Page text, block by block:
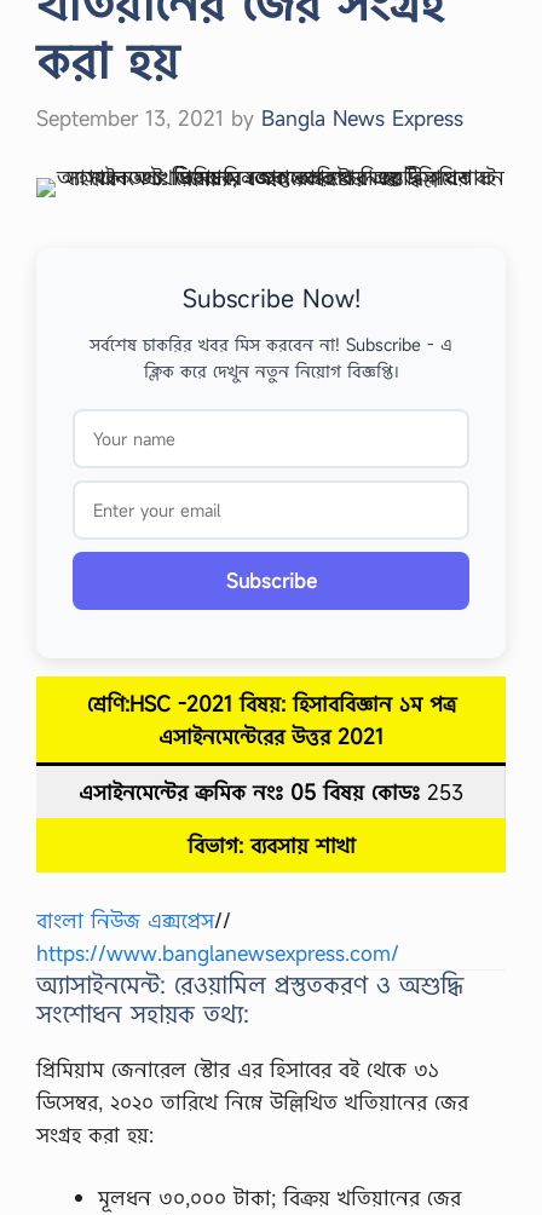
করা হয়
September 13, 2021 by Bangla News Express
Subscribe Now!
সর্বশেষ চাকরির খবর মিস করবেন না! Subscribe - এ
ক্লিক করে দেখুন নতুন নিয়োগ বিজ্ঞপ্তি।
Subscribe
শ্রেণি:HSC -2021 বিষয়: হিসাববিজ্ঞান ১ম পত্র
এসাইনমেন্টেরের উত্তর2021
এসাইনমেন্টের ক্রমিক নংঃ 05 বিষয় কোডঃ 253
বিভাগ: ব্যবসায় শাখা
বাংলা নিউজ এক্সপ্রেস//
https://www.banglanewsexpress.com/
অ্যাসাইনমেন্ট: রেওয়ামিল প্রস্তুতকরণ ও অশুদ্ধি
সংশােধন সহায়ক তথ্য:
প্রিমিয়াম জেনারেল স্টোর এর হিসাবের বই থেকে ৩১
ডিসেম্বর, ২০২০ তারিখে নিম্নে উল্লিখিত খতিয়ানের জের
সংগ্রহ করা হয়:
মূলধন ৩০,০০০ টাকা; বিক্রয় খতিয়ানের জের